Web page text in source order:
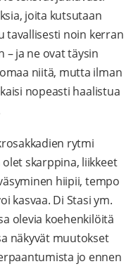
joita kutsutaan
tavallisesti noin kerran
– ja ne ovat täysin
niitä, mutta ilman
nopeasti haalistua
rytmi
skarppina, liikkeet
hiipii, tempo
kasvaa. Di Stasi ym.
olevia koehenkilöitä
näkyvät muutokset
jo ennen